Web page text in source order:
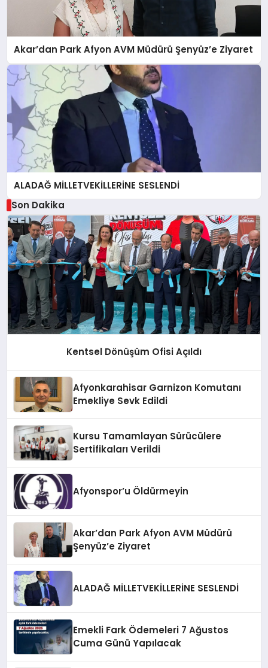
Akar’dan Park Afyon AVM Müdürü Şenyüz’e Ziyaret
ALADAĞ MİLLETVEKİLLERİNE SESLENDİ
Son Dakika
Kentsel Dönüşüm Ofisi Açıldı
Afyonkarahisar Garnizon Komutanı
Emekliye Sevk Edildi
Kursu Tamamlayan Sürücülere
Sertifikaları Verildi
Afyonspor’u Öldürmeyin
Akar’dan Park Afyon AVM Müdürü
Şenyüz’e Ziyaret
ALADAĞ MİLLETVEKİLLERİNE SESLENDİ
Emekli Fark Ödemeleri 7 Ağustos
Cuma Günü Yapılacak